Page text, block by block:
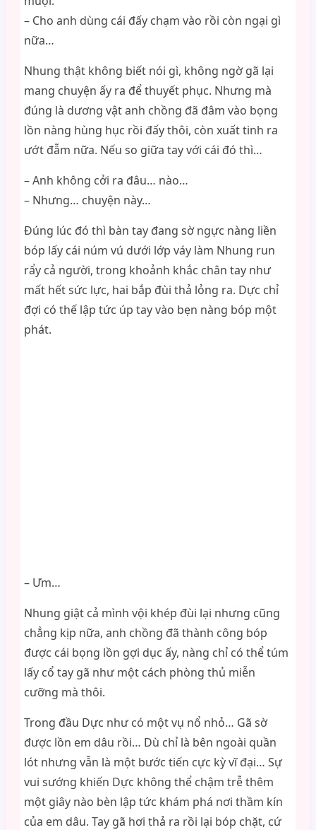
– Cho anh dùng cái đấy chạm vào rồi còn ngại gì
nữa…
Nhung thật không biết nói gì, không ngờ gã lại
mang chuyện ấy ra để thuyết phục. Nhưng mà
đúng là dương vật anh chồng đã đâm vào bọng
lồn nàng hùng hục rồi đấy thôi, còn xuất tinh ra
ướt đẫm nữa. Nếu so giữa tay với cái đó thì…
– Anh không cởi ra đâu… nào…
– Nhưng… chuyện này…
Đúng lúc đó thì bàn tay đang sờ ngực nàng liền
bóp lấy cái núm vú dưới lớp váy làm Nhung run
rẩy cả người, trong khoảnh khắc chân tay như
mất hết sức lực, hai bắp đùi thả lỏng ra. Dực chỉ
đợi có thế lập tức úp tay vào bẹn nàng bóp một
phát.
– Ưm…
Nhung giật cả mình vội khép đùi lại nhưng cũng
chẳng kịp nữa, anh chồng đã thành công bóp
được cái bọng lồn gợi dục ấy, nàng chỉ có thể túm
lấy cổ tay gã như một cách phòng thủ miễn
cưỡng mà thôi.
Trong đầu Dực như có một vụ nổ nhỏ… Gã sờ
được lồn em dâu rồi… Dù chỉ là bên ngoài quần
lót nhưng vẫn là một bước tiến cực kỳ vĩ đại… Sự
vui sướng khiến Dực không thể chậm trễ thêm
một giây nào bèn lập tức khám phá nơi thầm kín
của em dâu. Tay gã hơi thả ra rồi lại bóp chặt, cứ